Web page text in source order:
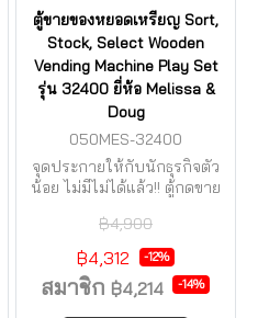
ตู้ขายของหยอดเหรียญ Sort,
Stock, Select Wooden
Vending Machine Play Set
รุ่น 32400 ยี่ห้อ Melissa &
Doug
050MES-32400
จุดประกายให้กับนักธุรกิจตัว
น้อย ไม่มีไม่ได้แล้ว!! ตู้กดขาย
฿4,900
฿4,312 -12%
สมาชิก ฿4,214 -14%